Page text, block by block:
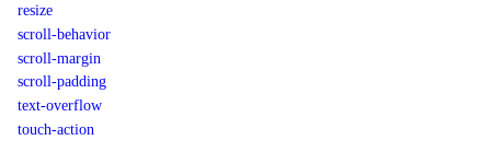
resize
scroll-behavior
scroll-margin
scroll-padding
text-overflow
touch-action